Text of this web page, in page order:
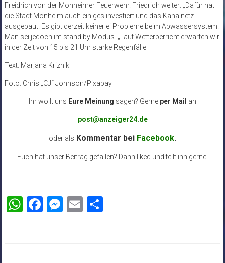
Freidrich von der Monheimer Feuerwehr. Friedrich weiter: „Dafür hat
die Stadt Monheim auch einiges investiert und das Kanalnetz
ausgebaut. Es gibt derzeit keinerlei Probleme beim Abwassersystem.
Man sei jedoch im stand by Modus. „Laut Wetterberricht erwarten wir
in der Zeit von 15 bis 21 Uhr starke Regenfälle
Text: Marjana Kriznik
Foto: Chris „CJ“ Johnson/Pixabay
Ihr wollt uns Eure Meinung sagen? Gerne per Mail an
post@anzeiger24.de
oder als Kommentar bei Facebook.
Euch hat unser Beitrag gefallen? Dann liked und teilt ihn gerne.
WhatsApp
Facebook
Messenger
Email